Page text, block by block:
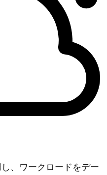
、ワークロードをデー